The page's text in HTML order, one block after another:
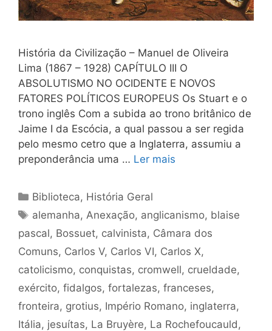
História da Civilização – Manuel de Oliveira
Lima (1867 – 1928) CAPÍTULO III O
ABSOLUTISMO NO OCIDENTE E NOVOS
FATORES POLÍTICOS EUROPEUS Os Stuart e o
trono inglês Com a subida ao trono britânico de
Jaime I da Escócia, a qual passou a ser regida
pelo mesmo cetro que a Inglaterra, assumiu a
preponderância uma … Ler mais
Categorias
Biblioteca, História Geral
Tags
alemanha, Anexação, anglicanismo, blaise
pascal, Bossuet, calvinista, Câmara dos
Comuns, Carlos V, Carlos VI, Carlos X,
catolicismo, conquistas, cromwell, crueldade,
exército, fidalgos, fortalezas, franceses,
fronteira, grotius, Império Romano, inglaterra,
Itália, jesuítas, La Bruyère, La Rochefoucauld ,